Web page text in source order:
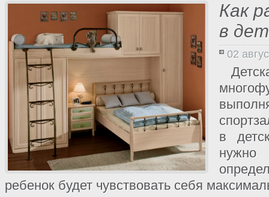
Как
в
02
в
ребенок будет чувствовать себя